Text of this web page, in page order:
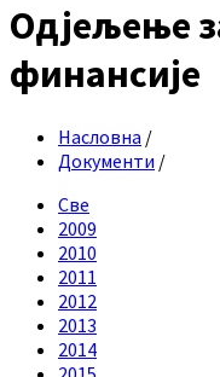
Одјељење
финансије
Насловна /
Документи /
Све
2009
2010
2011
2012
2013
2014